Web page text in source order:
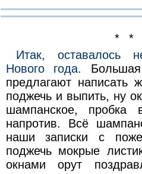
* *
Итак, оставалось
Нового года.
предлагают написать
поджечь и выпить, ну
шампанское, пробка
напротив. Всё
наши записки с
поджечь мокрые
окнами орут